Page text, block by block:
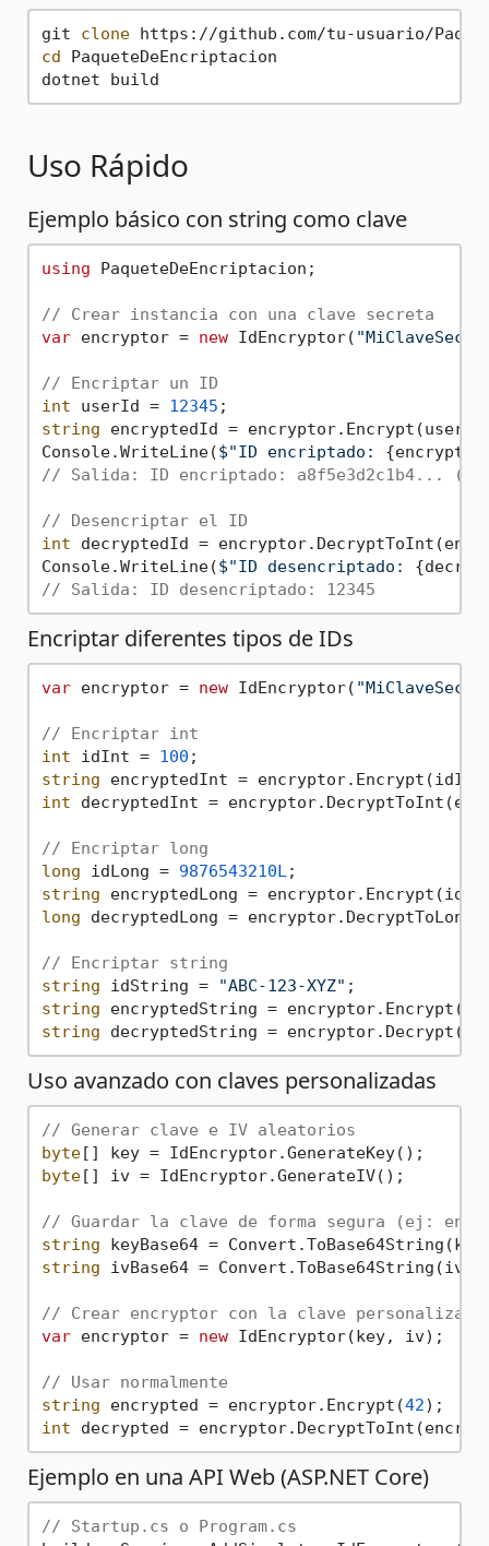
git clone
cd PaqueteDeEncriptacion
Uso Rápido
Ejemplo básico con string como clave
using PaqueteDeEncriptacion;
// Crear instancia con una clave secreta
var encryptor = new IdEncryptor(
// Encriptar un ID
int userId = 12345
string encryptedId =
Console.WriteLine($"ID encriptado:
// Salida: ID encriptado: a8f5e3d2c1b4...
// Desencriptar el ID
int decryptedId =
Console.WriteLine($"ID desencriptado:
// Salida: ID desencriptado: 12345
Encriptar diferentes tipos de IDs
var encryptor = new IdEncryptor(
// Encriptar int
int idInt = 100
string
int decryptedInt =
// Encriptar long
long idLong = 9876543210L
string
long decryptedLong =
// Encriptar string
string idString = "ABC-123-XYZ"
string
string
Uso avanzado con claves personalizadas
// Generar clave e IV aleatorios
byte[] key = IdEncryptor.GenerateKey();
byte[] iv = IdEncryptor.GenerateIV();
// Guardar la clave de forma segura (ej: en
string
string ivBase64 = Convert.ToBase64String(iv);
// Crear encryptor con la clave personalizada
var encryptor = new IdEncryptor(key, iv);
// Usar normalmente
string encrypted = encryptor.Encrypt(42
int
Ejemplo en una API Web (ASP.NET Core)
// Startup.cs o Program.cs